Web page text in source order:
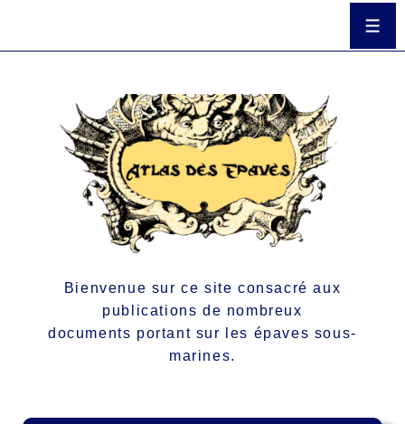
Bienvenue sur ce site consacré aux
publications de nombreux
documents portant sur les épaves sous-
marines.